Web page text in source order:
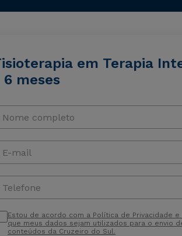
em Terapia
meses
Nome completo
E-mail
Telefone
Estou de acordo com a Política de Privacidade e
que meus dados sejam utilizados para o envio
conteúdos da Cruzeiro do Sul.